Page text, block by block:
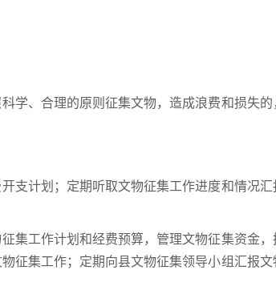
学、合理的原则征集文物，造成浪费和损失的
支计划；定期听取文物征集工作进度和情况
集工作计划和经费预算，管理文物征集资金，
征集工作；定期向县文物征集领导小组汇报